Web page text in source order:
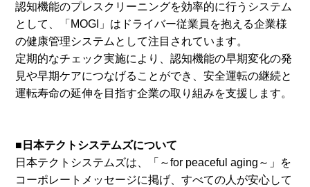
認知機能のプレスクリーニングを効率的に行うシステム
として、「MOGI」はドライバー従業員を抱える企業様
の健康管理システムとして注目されています。
定期的なチェック実施により、認知機能の早期変化の発
見や早期ケアにつなげることができ、安全運転の継続と
運転寿命の延伸を目指す企業の取り組みを支援します。
■日本テクトシステムズについて
日本テクトシステムズは、「～for peaceful aging～」を
コーポレートメッセージに掲げ、すべての人が安心して